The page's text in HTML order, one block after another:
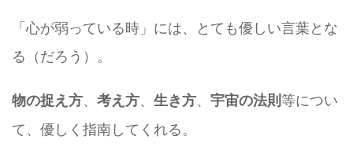
「心が弱っている時」には、とても優しい言葉とな
る（だろう）。
物の捉え方、 考え方、 生き方、 宇宙の法則等につい
て、優しく指南してくれる。